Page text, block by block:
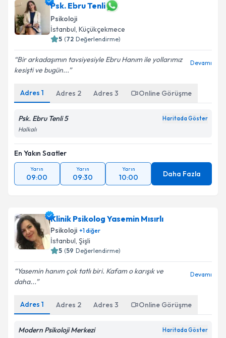
Psk. Ebru Tenli
Psikoloji
İstanbul, Küçükçekmece
5 (72 Değerlendirme)
Bir arkadaşımın tavsiyesiyle Ebru Hanım ile yollarımız
kesişti ve bugün...
Devamı
Adres 1 Adres 2 Adres 3 Online Görüşme
Psk. Ebru Tenli 5 Haritada Göster
Halkalı
En Yakın Saatler
Yarın
09:00
Yarın
09:30
Yarın
10:00 Daha Fazla
Klinik Psikolog Yasemin Mısırlı
Psikoloji +1diğer
İstanbul, Şişli
5 (59 Değerlendirme)
Yasemin hanım çok tatlı biri. Kafam o karışık ve
daha...
Devamı
Adres 1 Adres 2 Adres 3 Online Görüşme
Modern Psikoloji Merkezi Haritada Göster